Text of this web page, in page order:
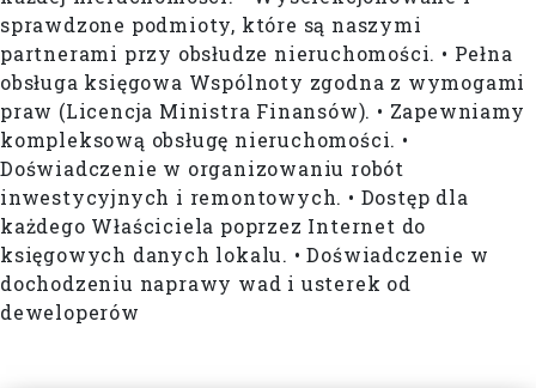
sprawdzone podmioty, które są naszymi
partnerami przy obsłudze nieruchomości. • Pełna
obsługa księgowa Wspólnoty zgodna z wymogami
praw (Licencja Ministra Finansów). • Zapewniamy
kompleksową obsługę nieruchomości. •
Doświadczenie w organizowaniu robót
inwestycyjnych i remontowych. • Dostęp dla
każdego Właściciela poprzez Internet do
księgowych danych lokalu. • Doświadczenie w
dochodzeniu naprawy wad i usterek od
deweloperów